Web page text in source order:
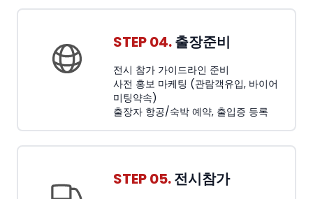
STEP 04.출장준비
전시 참가 가이드라인 준비
사전 홍보 마케팅 (관람객유입, 바이어
미팅약속)
출장자 항공/숙박 예약, 출입증 등록
STEP 05.전시참가